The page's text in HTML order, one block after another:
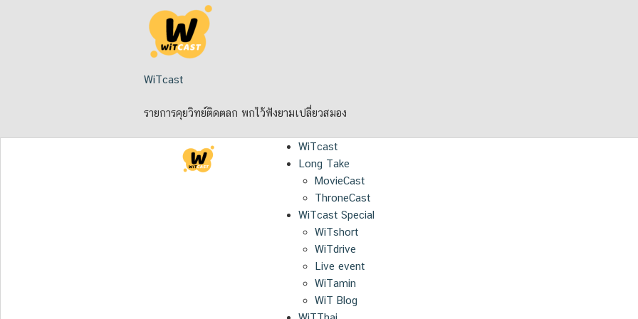
WiTcast
รายการคุยวิทย์ติดตลก พกไว้ฟังยามเปลี่ยวสมอง
WiTcast
Long Take
MovieCast
ThroneCast
WiTcast Special
WiTshort
WiTdrive
Live event
WiTamin
WiT Blog